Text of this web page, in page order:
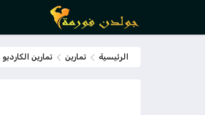
الرئيسية تمارين تمارين الكارديو